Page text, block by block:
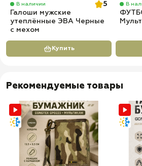
В наличии
5
Галоши мужские
утеплённые ЭВА Черные
с мехом
Купить
В
Рекомендуемые товары